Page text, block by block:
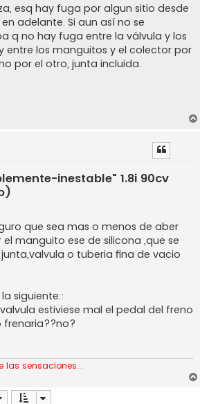
esq hay fuga por algun sitio desde
adelante. Si aun así no se
q no hay fuga entre la válvula y los
entre los manguitos y el colector por
por el otro, junta incluida.
inestable" 1.8i 90cv
que sea mas o menos de aber
manguito ese de silicona ,que se
o tuberia fina de vacio
siguiente::
estiviese mal el pedal del freno
frenaria??no?
las sensaciones...